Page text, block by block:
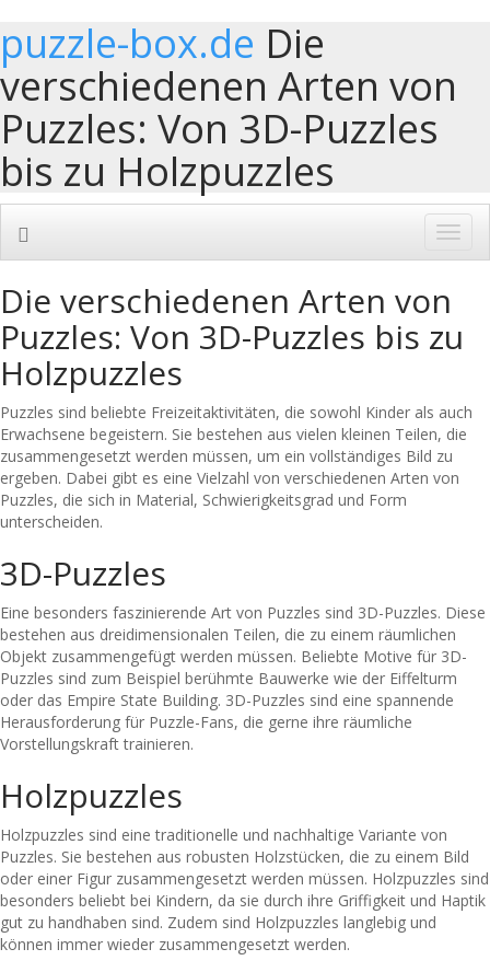
puzzle-box.de Die
verschiedenen Arten von
Puzzles: Von 3D-Puzzles
bis zu Holzpuzzles
Die verschiedenen Arten von
Puzzles: Von 3D-Puzzles bis zu
Holzpuzzles
Puzzles sind beliebte Freizeitaktivitäten, die sowohl Kinder als auch
Erwachsene begeistern. Sie bestehen aus vielen kleinen Teilen, die
zusammengesetzt werden müssen, um ein vollständiges Bild zu
ergeben. Dabei gibt es eine Vielzahl von verschiedenen Arten von
Puzzles, die sich in Material, Schwierigkeitsgrad und Form
unterscheiden.
3D-Puzzles
Eine besonders faszinierende Art von Puzzles sind 3D-Puzzles. Diese
bestehen aus dreidimensionalen Teilen, die zu einem räumlichen
Objekt zusammengefügt werden müssen. Beliebte Motive für 3D-
Puzzles sind zum Beispiel berühmte Bauwerke wie der Eiffelturm
oder das Empire State Building. 3D-Puzzles sind eine spannende
Herausforderung für Puzzle-Fans, die gerne ihre räumliche
Vorstellungskraft trainieren.
Holzpuzzles
Holzpuzzles sind eine traditionelle und nachhaltige Variante von
Puzzles. Sie bestehen aus robusten Holzstücken, die zu einem Bild
oder einer Figur zusammengesetzt werden müssen. Holzpuzzles sind
besonders beliebt bei Kindern, da sie durch ihre Griffigkeit und Haptik
gut zu handhaben sind. Zudem sind Holzpuzzles langlebig und
können immer wieder zusammengesetzt werden.